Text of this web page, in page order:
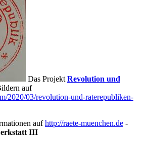
Das Projekt Revolution und
auf
2020/03/revolution-und-raterepubliken-
aufhttp://raete-muenchen.de -
III